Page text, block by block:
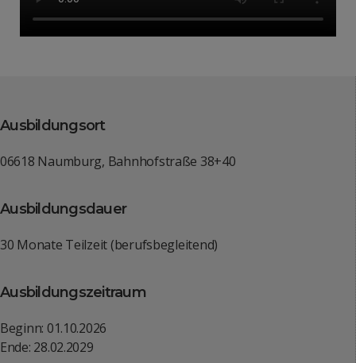
Ausbildungsort
06618 Naumburg, Bahnhofstraße 38+40
Ausbildungsdauer
30 Monate Teilzeit (berufsbegleitend)
Ausbildungszeitraum
Beginn: 01.10.2026
Ende: 28.02.2029